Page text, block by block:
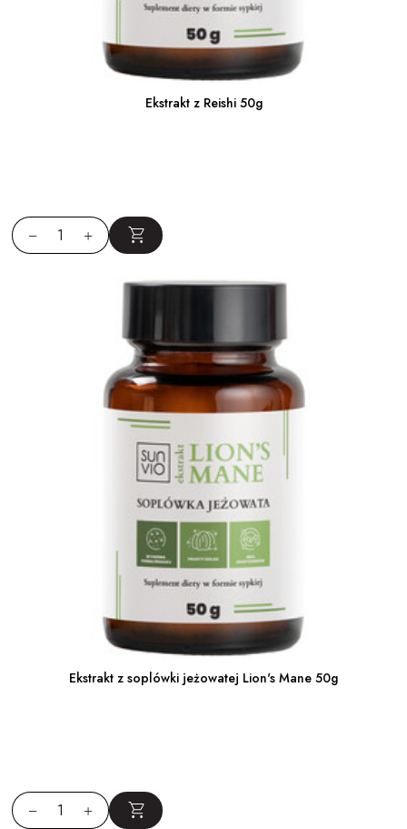
Ekstrakt z Reishi 50g
Ekstrakt z soplówki jeżowatej Lion's Mane 50g